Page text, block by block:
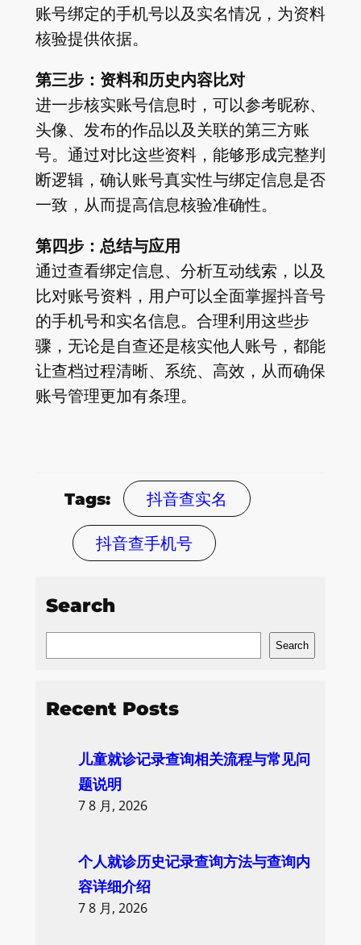
账号绑定的手机号以及实名情况，为资料
核验提供依据。
第三步：资料和历史内容比对
进一步核实账号信息时，可以参考昵称、
头像、发布的作品以及关联的第三方账
号。通过对比这些资料，能够形成完整判
断逻辑，确认账号真实性与绑定信息是否
一致，从而提高信息核验准确性。
第四步：总结与应用
通过查看绑定信息、分析互动线索，以及
比对账号资料，用户可以全面掌握抖音号
的手机号和实名信息。合理利用这些步
骤，无论是自查还是核实他人账号，都能
让查档过程清晰、系统、高效，从而确保
账号管理更加有条理。
Tags: 抖音查实名
抖音查手机号
Search
r
Search
Recent Posts
儿童就诊记录查询相关流程与常见问
题说明
7 8 月, 2026
个人就诊历史记录查询方法与查询内
容详细介绍
7 8 月, 2026